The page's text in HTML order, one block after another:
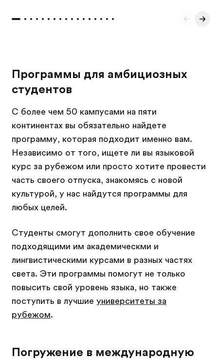
Программы для амбициозных
студентов
С более чем 50 кампусами на пяти
континентах вы обязательно найдете
программу, которая подходит именно вам.
Независимо от того, ищете ли вы языковой
курс за рубежом или просто хотите провести
часть своего отпуска, знакомясь с новой
культурой, у нас найдутся программы для
любых целей.
Студенты смогут дополнить свое обучение
подходящими им академическми и
лингвистическими курсами в разных частях
света. Эти программы помогут не только
повысить свой уровень языка, но также
поступить в лучшие университеты за
рубежом.
Погружение в международную